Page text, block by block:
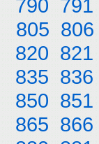
790 791
805 806
820 821
835 836
850 851
865 866